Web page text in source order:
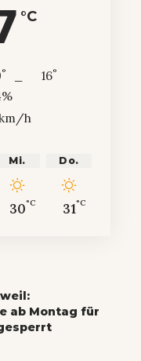
°C
° 16°
h
Mi.
30°C
Do.
31°C
ab Montag für